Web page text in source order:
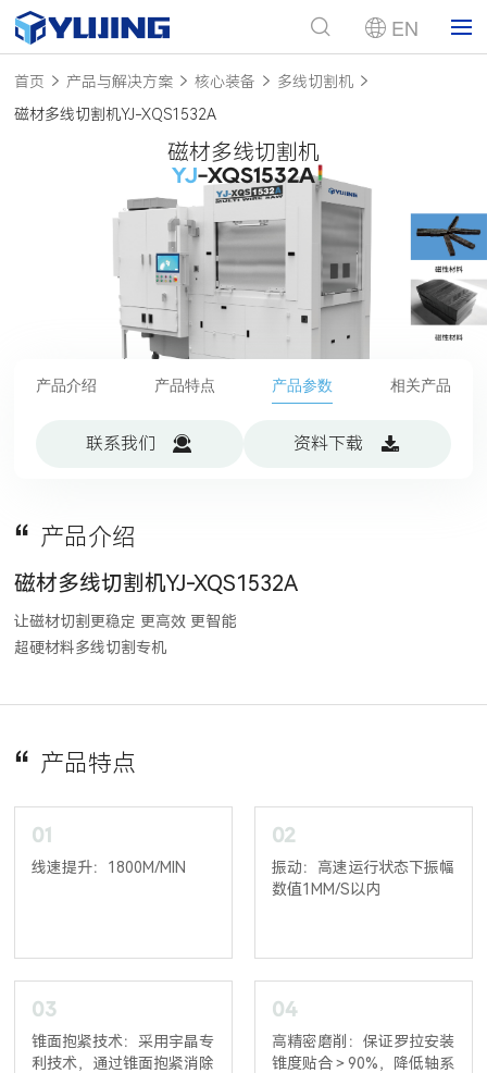
EN
首页 产品与解决方案 核心装备
多线切割机
磁材多线切割机YJ-XQS1532A
磁材多线切割机
YJ-XQS1532A
产品介绍 产品特点 产品参数 相关产品
联系我们 资料下载
产品介绍
磁材多线切割机YJ-XQS1532A
让磁材切割更稳定 更高效 更智能
超硬材料多线切割专机
产品特点
01
线速提升：1800M/MIN
02
振动：高速运行状态下振幅
数值1MM/S以内
03
锥面抱紧技术：采用宇晶专
利技术，通过锥面抱紧消除
04
高精密磨削：保证罗拉安装
锥度贴合＞90%，降低轴系